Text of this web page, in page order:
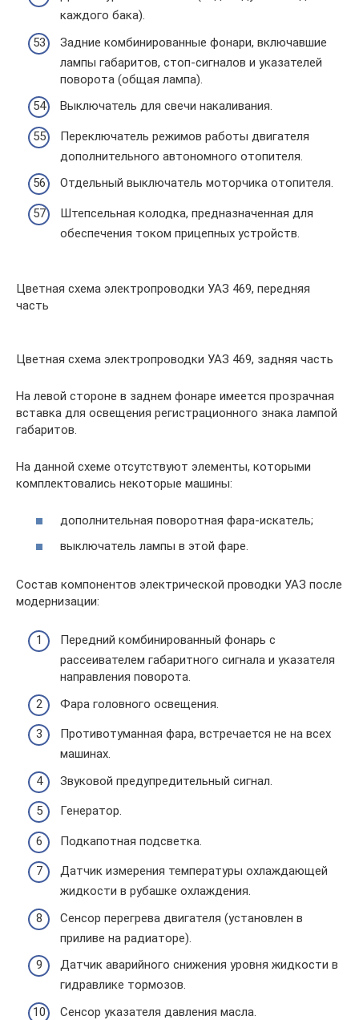
каждого бака).
Задние комбинированные фонари, включавшие
лампы габаритов, стоп-сигналов и указателей
поворота (общая лампа).
Выключатель для свечи накаливания.
Переключатель режимов работы двигателя
дополнительного автономного отопителя.
Отдельный выключатель моторчика отопителя.
Штепсельная колодка, предназначенная для
обеспечения током прицепных устройств.
Цветная схема электропроводки УАЗ 469, передняя
часть
Цветная схема электропроводки УАЗ 469, задняя часть
На левой стороне в заднем фонаре имеется прозрачная
вставка для освещения регистрационного знака лампой
габаритов.
На данной схеме отсутствуют элементы, которыми
комплектовались некоторые машины:
дополнительная поворотная фара-искатель;
выключатель лампы в этой фаре.
Состав компонентов электрической проводки УАЗ после
модернизации:
Передний комбинированный фонарь с
рассеивателем габаритного сигнала и указателя
направления поворота.
Фара головного освещения.
Противотуманная фара, встречается не на всех
машинах.
Звуковой предупредительный сигнал.
Генератор.
Подкапотная подсветка.
Датчик измерения температуры охлаждающей
жидкости в рубашке охлаждения.
Сенсор перегрева двигателя (установлен в
приливе на радиаторе).
Датчик аварийного снижения уровня жидкости в
гидравлике тормозов.
Сенсор указателя давления масла.